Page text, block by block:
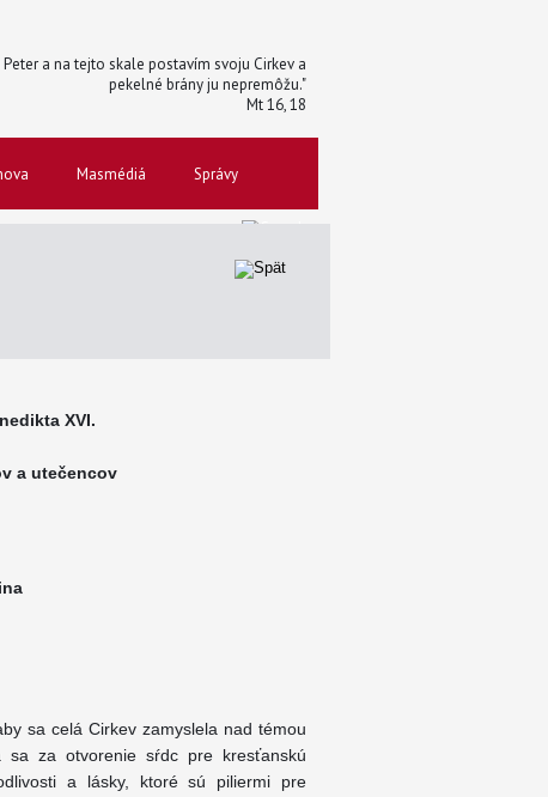
Peter a na tejto skale postavím svoju Cirkev a
pekelné brány ju nepremôžu."
Mt 16, 18
Masmédiá Správy
XVI.
a utečencov
sa celá Cirkev zamyslela nad témou
sa za otvorenie sŕdc pre kresťanskú
a lásky, ktoré sú piliermi pre